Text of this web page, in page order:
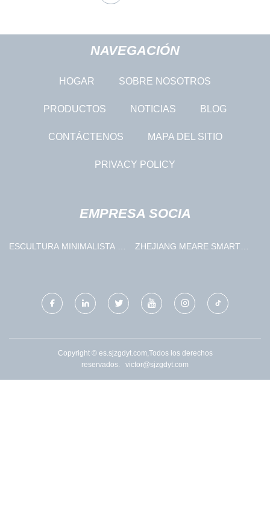
NAVEGACIÓN
HOGAR SOBRE NOSOTROS
PRODUCTOS NOTICIAS BLOG
CONTÁCTENOS MAPA DEL SITIO
PRIVACY POLICY
EMPRESA SOCIA
ESCULTURA MINIMALISTA AL
ZHEJIANG MEARE SMART
Copyright © es.sjzgdyt.com,Todos los derechos
reservados. victor@sjzgdyt.com